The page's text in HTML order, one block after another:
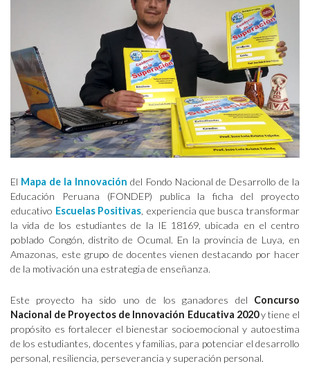
El Mapa de la Innovación del Fondo Nacional de Desarrollo de la
Educación Peruana (FONDEP) publica la ficha del proyecto
educativo Escuelas Positivas , experiencia que busca transformar
la vida de los estudiantes de la IE 18169, ubicada en el centro
poblado Congón, distrito de Ocumal. En la provincia de Luya, en
Amazonas, este grupo de docentes vienen destacando por hacer
de la motivación una estrategia de enseñanza.
Este proyecto ha sido uno de los ganadores del Concurso
Nacional de Proyectos de Innovación Educativa 2020y tiene el
propósito es fortalecer el bienestar socioemocional y autoestima
de los estudiantes, docentes y familias, para potenciar el desarrollo
personal, resiliencia, perseverancia y superación personal.